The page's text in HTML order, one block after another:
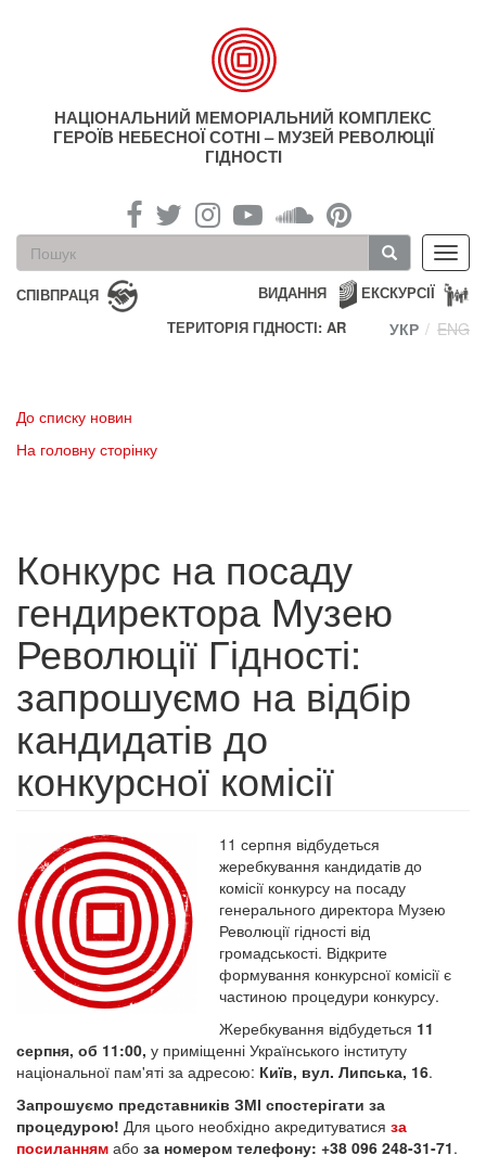
НАЦІОНАЛЬНИЙ МЕМОРІАЛЬНИЙ КОМПЛЕКС
ГЕРОЇВ НЕБЕСНОЇ СОТНІ – МУЗЕЙ РЕВОЛЮЦІЇ
ГІДНОСТІ
Пошукова
форма
Пошук
СПІВПРАЦЯ ЕКСКУРСІЇ
ВИДАННЯ
ТЕРИТОРІЯ ГІДНОСТІ: AR
УКР ENG
До списку новин
На головну сторінку
Конкурс на посаду
гендиректора Музею
Революції Гідності:
запрошуємо на відбір
кандидатів до
конкурсної комісії
11 серпня відбудеться
жеребкування кандидатів до
комісії конкурсу на посаду
генерального директора Музею
Революції гідності від
громадськості. Відкрите
формування конкурсної комісії є
частиною процедури конкурсу.
Жеребкування відбудеться 11
серпня, об 11:00, у приміщенні Українського інституту
національної пам'яті за адресою: Київ, вул. Липська, 16.
Запрошуємо представників ЗМІ спостерігати за
процедурою! Для цього необхідно акредитуватися за
посиланням або за номером телефону: +38 096 248-31-71.